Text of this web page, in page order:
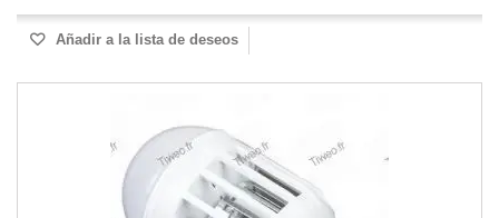
Añadir a la lista de deseos